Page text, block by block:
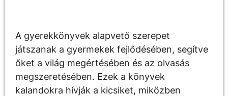
A gyerekkönyvek alapvető szerepet
játszanak a gyermekek fejlődésében, segítve
őket a világ megértésében és az olvasás
megszeretésében. Ezek a könyvek
kalandokra hívják a kicsiket, miközben